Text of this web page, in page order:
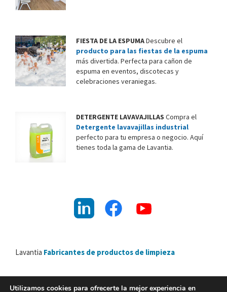
FIESTA DE LA ESPUMADescubre el
producto para las fiestas de la espuma
más divertida. Perfecta para cañon de
espuma en eventos, discotecas y
celebraciones veraniegas.
DETERGENTE LAVAVAJILLAS Compra el
Detergente lavavajillas industrial
perfecto para tu empresa o negocio. Aquí
tienes toda la gama de Lavantia.
Lavantia Fabricantes de productos de limpieza
Utilizamos cookies para ofrecerte la mejor experiencia en